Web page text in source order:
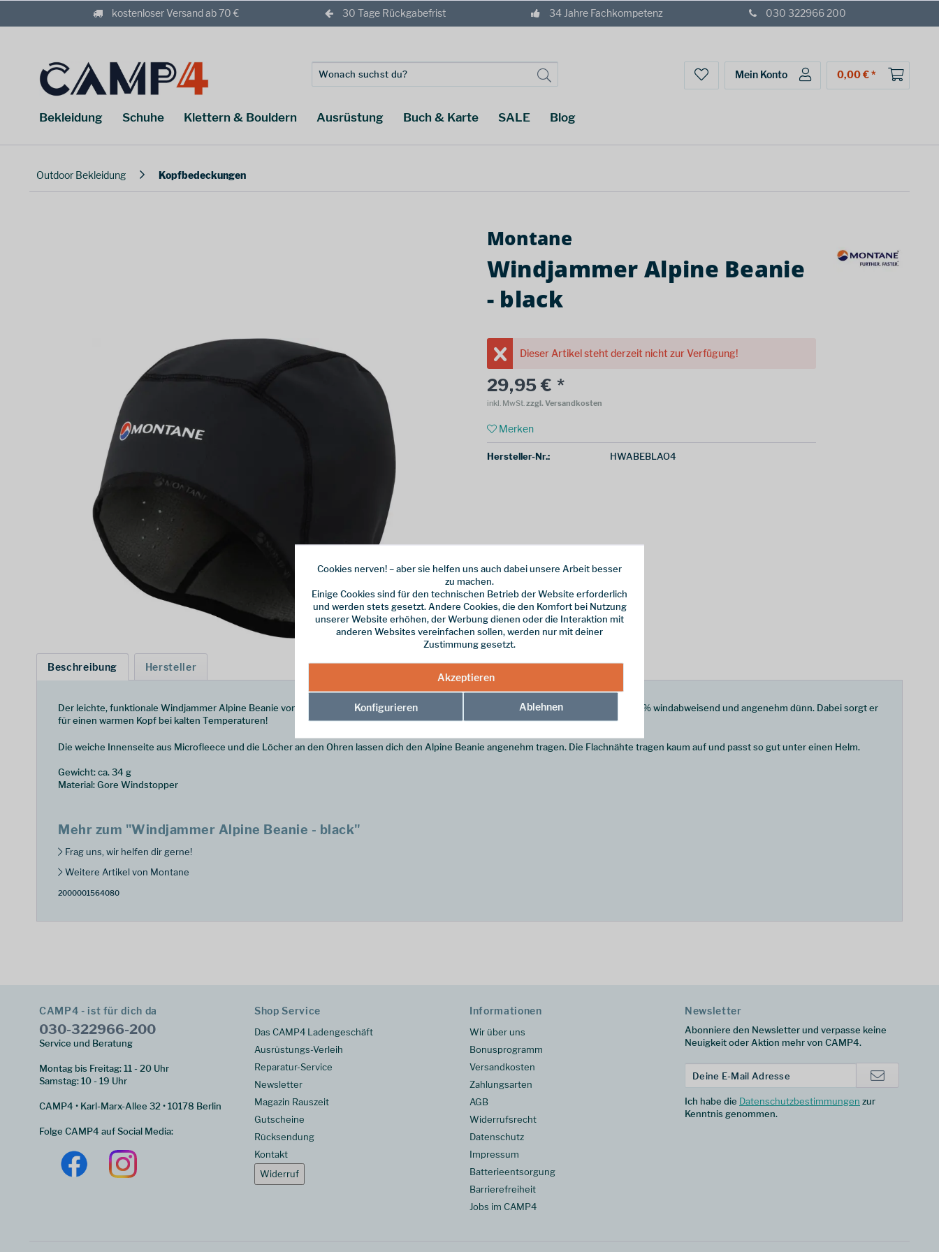
kostenloser Versand ab 70 € 30 Tage Rückgabefrist 34 Jahre Fachkompetenz 030 322966 200
Mein Konto 0,00 € *
Bekleidung Schuhe Klettern & Bouldern Ausrüstung Buch & Karte SALE Blog
Outdoor Bekleidung Kopfbedeckungen
Montane
Windjammer Alpine Beanie
- black
Dieser Artikel steht derzeit nicht zur Verfügung!
29,95 € *
inkl. MwSt.zzgl. Versandkosten
Merken
Hersteller-Nr.: HWABEBLAO4
Beschreibung Hersteller
Der leichte, funktionale Windjammer Alpine Beanie von Montane besteht vollständig aus Gore WINDSTOPPER, liegt eng an und ist 100 % windabweisend und angenehm dünn. Dabei sorgt er
für einen warmen Kopf bei kalten Temperaturen!
Die weiche Innenseite aus Microfleece und die Löcher an den Ohren lassen dich den Alpine Beanie angenehm tragen. Die Flachnähte tragen kaum auf und passt so gut unter einen Helm.
Gewicht: ca. 34 g
Material: Gore Windstopper
Mehr zum "Windjammer Alpine Beanie - black"
Frag uns, wir helfen dir gerne!
Weitere Artikel von Montane
2000001564080
CAMP4 - ist für dich da
030-322966-200
Service und Beratung
Montag bis Freitag: 11 - 20 Uhr
Samstag: 10 - 19 Uhr
CAMP4 • Karl-Marx-Allee 32 • 10178 Berlin
Folge CAMP4 auf Social Media:
Shop Service
Das CAMP4 Ladengeschäft
Ausrüstungs-Verleih
Reparatur-Service
Newsletter
Magazin Rauszeit
Gutscheine
Rücksendung
Kontakt
Widerruf
Informationen
Wir über uns
Bonusprogramm
Versandkosten
Zahlungsarten
AGB
Widerrufsrecht
Datenschutz
Impressum
Batterieentsorgung
Barrierefreiheit
Jobs im CAMP4
Newsletter
Abonniere den Newsletter und verpasse keine
Neuigkeit oder Aktion mehr von CAMP4.
Ich habe die Datenschutzbestimmungen zur
Kenntnis genommen.
Cookies nerven! – aber sie helfen uns auch dabei unsere Arbeit besser
zu machen.
Einige Cookies sind für den technischen Betrieb der Website erforderlich
und werden stets gesetzt. Andere Cookies, die den Komfort bei Nutzung
unserer Website erhöhen, der Werbung dienen oder die Interaktion mit
anderen Websites vereinfachen sollen, werden nur mit deiner
Zustimmung gesetzt.
Akzeptieren
Konfigurieren Ablehnen